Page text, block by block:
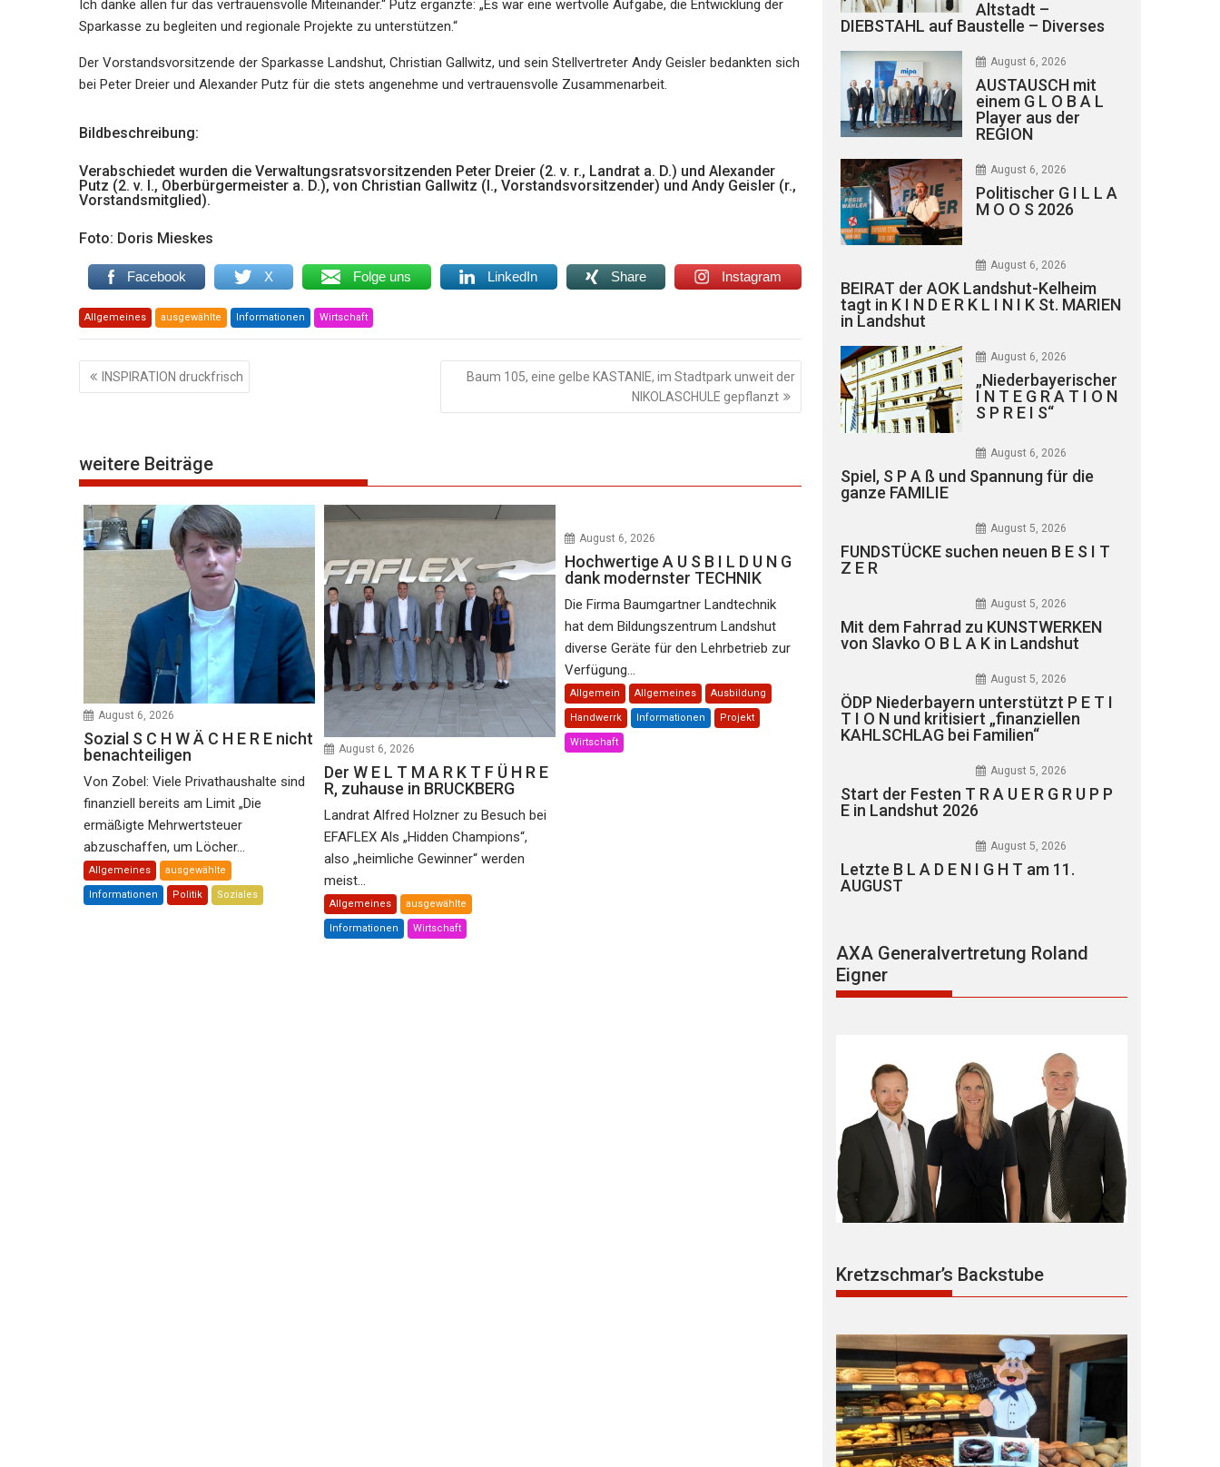
Ich danke allen für das vertrauensvolle Miteinander.“ Putz ergänzte: „Es war eine wertvolle Aufgabe, die Entwicklung der
Sparkasse zu begleiten und regionale Projekte zu unterstützen.“
Der Vorstandsvorsitzende der Sparkasse Landshut, Christian Gallwitz, und sein Stellvertreter Andy Geisler bedankten sich
bei Peter Dreier und Alexander Putz für die stets angenehme und vertrauensvolle Zusammenarbeit.
Bildbeschreibung:
Verabschiedet wurden die Verwaltungsratsvorsitzenden Peter Dreier (2. v. r., Landrat a. D.) und Alexander
Putz (2. v. l., Oberbürgermeister a. D.), von Christian Gallwitz (l., Vorstandsvorsitzender) und Andy Geisler (r.,
Vorstandsmitglied).
Foto: Doris Mieskes
Facebook X Folge uns LinkedIn Share Instagram
Allgemeines ausgewählte Informationen Wirtschaft
Beitragsnavigation
INSPIRATION druckfrisch
Baum 105, eine gelbe KASTANIE, im Stadtpark unweit der
NIKOLASCHULE gepflanzt
weitere Beiträge
August 6, 2026
Sozial S C H W Ä C H E R E nicht
benachteiligen
Von Zobel: Viele Privathaushalte sind
finanziell bereits am Limit „Die
ermäßigte Mehrwertsteuer
abzuschaffen, um Löcher...
Allgemeines ausgewählte
Informationen Politik Soziales
August 6, 2026
Der W E L T M A R K T F Ü H R E
R, zuhause in BRUCKBERG
Landrat Alfred Holzner zu Besuch bei
EFAFLEX Als „Hidden Champions“,
also „heimliche Gewinner“ werden
meist...
Allgemeines ausgewählte
Informationen Wirtschaft
August 6, 2026
Hochwertige A U S B I L D U N G
dank modernster TECHNIK
Die Firma Baumgartner Landtechnik
hat dem Bildungszentrum Landshut
diverse Geräte für den Lehrbetrieb zur
Verfügung...
Allgemein Allgemeines Ausbildung
Handwerrk Informationen Projekt
Wirtschaft
Altstadt –
DIEBSTAHL auf Baustelle – Diverses
August 6, 2026
AUSTAUSCH mit
einem G L O B A L
Player aus der
REGION
August 6, 2026
Politischer G I L L A
M O O S 2026
August 6, 2026
BEIRAT der AOK Landshut-Kelheim
tagt in K I N D E R K L I N I K St. MARIEN
in Landshut
August 6, 2026
„Niederbayerischer
I N T E G R A T I O N
S P R E I S“
August 6, 2026
Spiel, S P A ß und Spannung für die
ganze FAMILIE
August 5, 2026
FUNDSTÜCKE suchen neuen B E S I T
Z E R
August 5, 2026
Mit dem Fahrrad zu KUNSTWERKEN
von Slavko O B L A K in Landshut
August 5, 2026
ÖDP Niederbayern unterstützt P E T I
T I O N und kritisiert „finanziellen
KAHLSCHLAG bei Familien“
August 5, 2026
Start der Festen T R A U E R G R U P P
E in Landshut 2026
August 5, 2026
Letzte B L A D E N I G H T am 11.
AUGUST
AXA Generalvertretung Roland
Eigner
Kretzschmar’s Backstube